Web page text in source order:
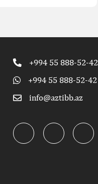
+994 55 888-52-42
+994 55 888-52-42
info@aztibb.az